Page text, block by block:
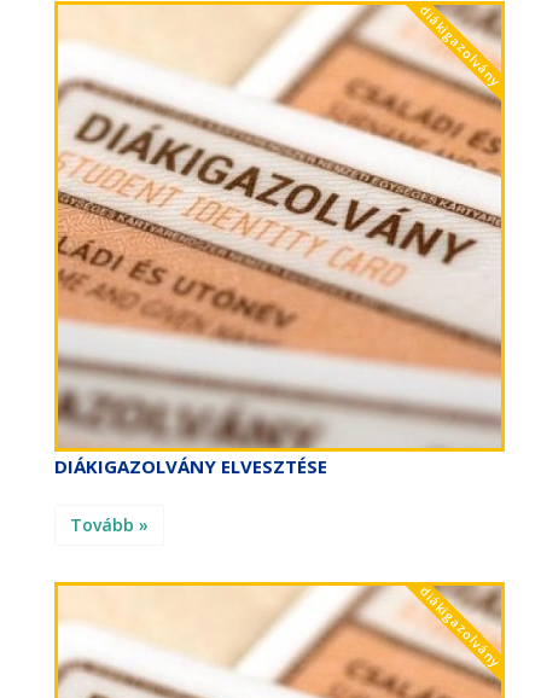
diákigazolvány
DIÁKIGAZOLVÁNY ELVESZTÉSE
Tovább »
diákigazolvány